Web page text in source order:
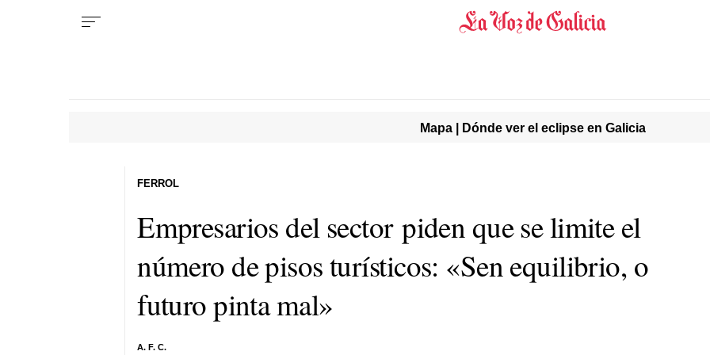
Mapa | Dónde ver el eclipse en Galicia
Empresarios del sector piden que se limite el
número de pisos turísticos: «Sen equilibrio, o
futuro pinta mal»
A. F. C.
FERROL